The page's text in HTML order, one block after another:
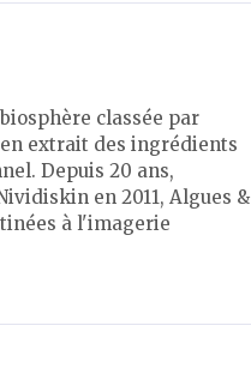
classée par
extrait des ingrédients
Depuis 20 ans,
en 2011, Algues &
à l'imagerie